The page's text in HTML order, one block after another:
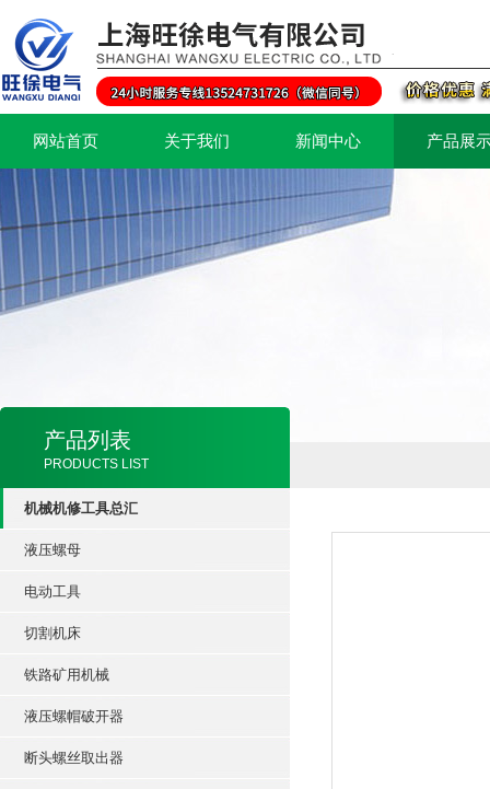
网站首页 关于我们 新闻中心 产品展
产品列表
PRODUCTS LIST
机械机修工具总汇
液压螺母
电动工具
切割机床
铁路矿用机械
液压螺帽破开器
断头螺丝取出器